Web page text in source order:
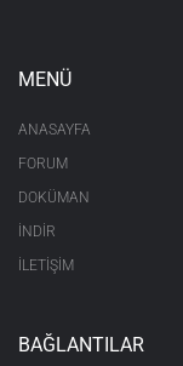
MENÜ
ANASAYFA
FORUM
DOKÜMAN
İNDİR
İLETİŞİM
BAĞLANTILAR